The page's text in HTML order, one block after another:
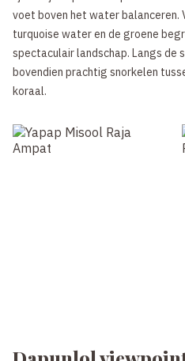
voet boven het water balanceren.
turquoise water en de groene
spectaculair landschap. Langs de
bovendien prachtig snorkelen
koraal.